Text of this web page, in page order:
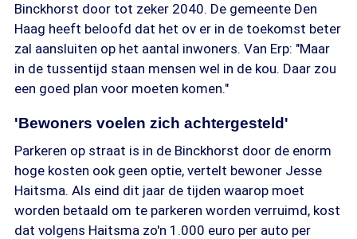
Binckhorst door tot zeker 2040. De gemeente Den
Haag heeft beloofd dat het ov er in de toekomst beter
zal aansluiten op het aantal inwoners. Van Erp: "Maar
in de tussentijd staan mensen wel in de kou. Daar zou
een goed plan voor moeten komen."
'Bewoners voelen zich achtergesteld'
Parkeren op straat is in de Binckhorst door de enorm
hoge kosten ook geen optie, vertelt bewoner Jesse
Haitsma. Als eind dit jaar de tijden waarop moet
worden betaald om te parkeren worden verruimd, kost
dat volgens Haitsma zo'n 1.000 euro per auto per